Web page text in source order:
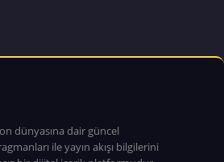
dünyasına dair güncel
ile yayın akışı bilgilerini